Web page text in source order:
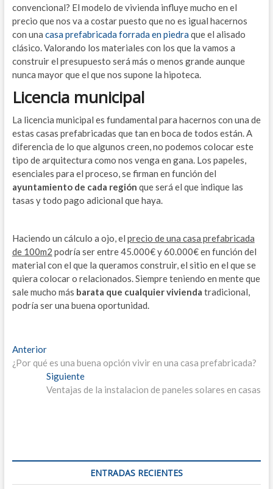
convencional? El modelo de vivienda influye mucho en el
precio que nos va a costar puesto que no es igual hacernos
con una casa prefabricada forrada en piedra que el alisado
clásico. Valorando los materiales con los que la vamos a
construir el presupuesto será más o menos grande aunque
nunca mayor que el que nos supone la hipoteca.
Licencia municipal
La licencia municipal es fundamental para hacernos con una de
estas casas prefabricadas que tan en boca de todos están. A
diferencia de lo que algunos creen, no podemos colocar este
tipo de arquitectura como nos venga en gana. Los papeles,
esenciales para el proceso, se firman en función del
ayuntamiento de cada región que será el que indique las
tasas y todo pago adicional que haya.
Haciendo un cálculo a ojo, el precio de una casa prefabricada
de 100m2 podría ser entre 45.000€ y 60.000€ en función del
material con el que la queramos construir, el sitio en el que se
quiera colocar o relacionados. Siempre teniendo en mente que
sale mucho más barata que cualquier vivienda tradicional,
podría ser una buena oportunidad.
Navegación
de
entradas
AnteriorEntrada
anterior:
¿Por qué es una buena opción vivir en una casa prefabricada?
SiguienteEntrada
siguiente:
Ventajas de la instalacion de paneles solares en casas
ENTRADAS RECIENTES